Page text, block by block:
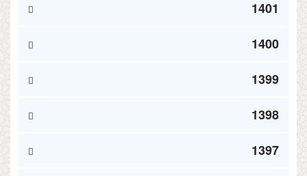
1401
1400
1399
1398
1397